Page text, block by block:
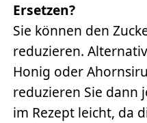
Ersetzen?
Sie können den
reduzieren.
Honig oder
reduzieren Sie dann
im Rezept leicht, da